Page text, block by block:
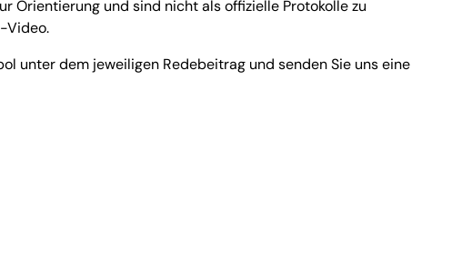
Orientierung und sind nicht als offizielle Protokolle zu
Video.
unter dem jeweiligen Redebeitrag und senden Sie uns eine